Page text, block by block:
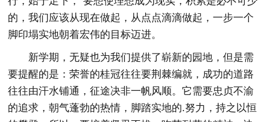
的，我们应该从现在做起，从点点滴滴做起，一步一个
脚印塌实地朝着宏伟的目标迈进。
新学期，无疑也为我们提供了崭新的园地，但是需
要提醒的是：荣誉的桂冠往往要荆棘编就，成功的道路
往往由汗水铺通，征途决非一帆风顺。它需要忠贞不渝
的追求，朝气蓬勃的热情，脚踏实地的.努力，持之以恒